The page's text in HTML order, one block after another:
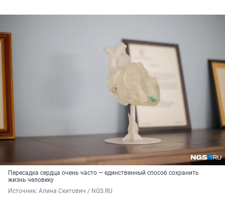
Пересадка сердца очень часто — единственный способ сохранить
жизнь человеку
Источник: Алина Скитович / NGS.RU